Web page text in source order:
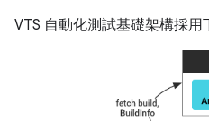
VTS 自動化測試基礎架構採用